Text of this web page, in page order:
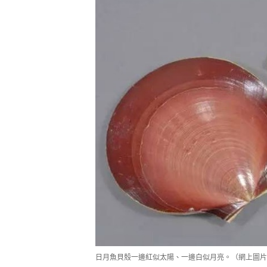
日月魚貝殼一邊紅似太陽、一邊白似月亮。（網上圖